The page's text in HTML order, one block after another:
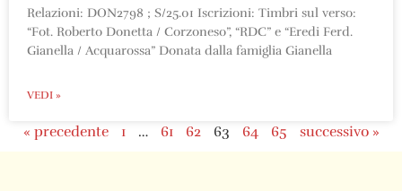
Relazioni: DON2798 ; S/25.01 Iscrizioni: Timbri sul verso:
“Fot. Roberto Donetta / Corzoneso”, “RDC” e “Eredi Ferd.
Gianella / Acquarossa” Donata dalla famiglia Gianella
VEDI »
« precedente 1 … 61 62 63 64 65 successivo »